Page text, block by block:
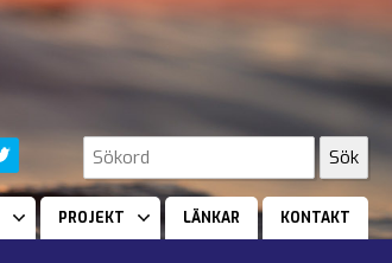
PROJEKT LÄNKAR KONTAKT